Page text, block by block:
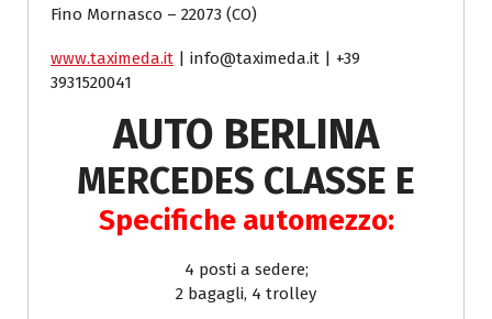
Fino Mornasco – 22073 (CO)
www.taximeda.it | info@taximeda.it | +39
3931520041
AUTO BERLINA
MERCEDES CLASSE E
Specifiche automezzo:
4 posti a sedere;
2 bagagli, 4 trolley